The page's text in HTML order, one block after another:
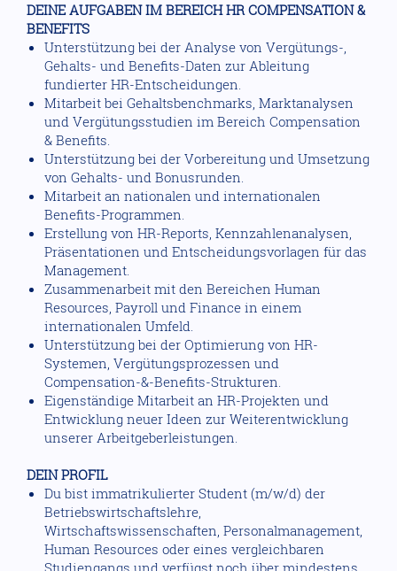
DEINE AUFGABEN IM BEREICH HR COMPENSATION &
BENEFITS
Unterstützung bei der Analyse von Vergütungs-,
Gehalts- und Benefits-Daten zur Ableitung
fundierter HR-Entscheidungen.
Mitarbeit bei Gehaltsbenchmarks, Marktanalysen
und Vergütungsstudien im Bereich Compensation
& Benefits.
Unterstützung bei der Vorbereitung und Umsetzung
von Gehalts- und Bonusrunden.
Mitarbeit an nationalen und internationalen
Benefits-Programmen.
Erstellung von HR-Reports, Kennzahlenanalysen,
Präsentationen und Entscheidungsvorlagen für das
Management.
Zusammenarbeit mit den Bereichen Human
Resources, Payroll und Finance in einem
internationalen Umfeld.
Unterstützung bei der Optimierung von HR-
Systemen, Vergütungsprozessen und
Compensation-&-Benefits-Strukturen.
Eigenständige Mitarbeit an HR-Projekten und
Entwicklung neuer Ideen zur Weiterentwicklung
unserer Arbeitgeberleistungen.
DEIN PROFIL
Du bist immatrikulierter Student (m/w/d) der
Betriebswirtschaftslehre,
Wirtschaftswissenschaften, Personalmanagement,
Human Resources oder eines vergleichbaren
Studiengangs und verfügst noch über mindestens